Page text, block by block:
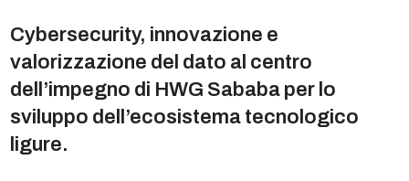
Cybersecurity, innovazione e
valorizzazione del dato al centro
dell’impegno di HWG Sababa per lo
sviluppo dell’ecosistema tecnologico
ligure.